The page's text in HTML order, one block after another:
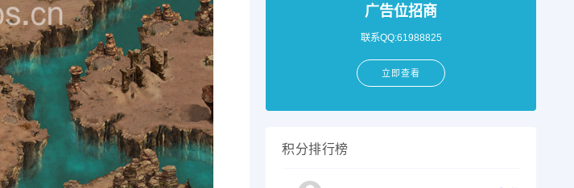
广告位招商
联系QQ:61988825
立即查看
积分排行榜